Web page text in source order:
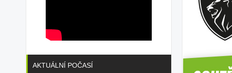
AKTUÁLNÍ POČASÍ